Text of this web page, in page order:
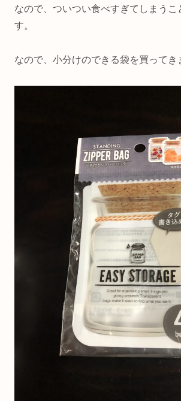
なので、ついつい食べすぎてしまうこ
す。
なので、小分けのできる袋を買ってき